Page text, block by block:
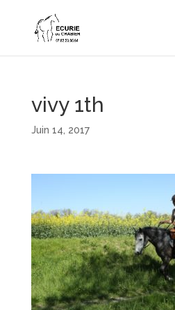
vivy 1th
Juin 14, 2017